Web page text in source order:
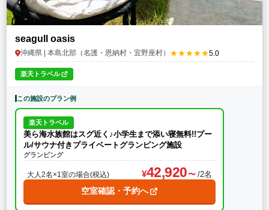
seagull oasis
沖縄県 | 本島北部（名護・恩納村・宜野座村） ★★★★★5.0
楽天トラベル
この施設のプラン例
楽天トラベル
美ら海水族館はスグ近く♪小学生まで添い寝無料!!プー
ル/サウナ付きプライベートグランピング施設
グランピング
大人2名×1室の場合(税込) 42,920 /2名
空室確認・予約へ